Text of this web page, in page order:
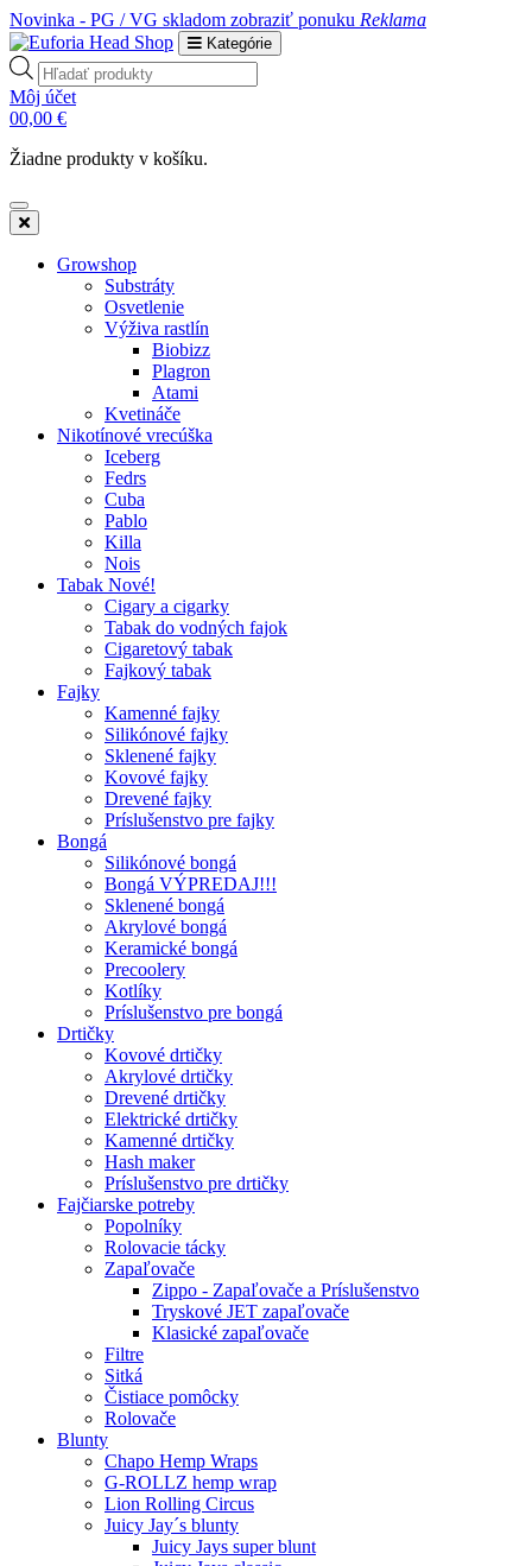
Novinka - PG / VG skladom zobraziť ponuku Reklama
Kategórie
Products
search
Môj účet
00,00 €
Žiadne produkty v košíku.
Growshop
Substráty
Osvetlenie
Výživa rastlín
Biobizz
Plagron
Atami
Kvetináče
Nikotínové vrecúška
Iceberg
Fedrs
Cuba
Pablo
Killa
Nois
Tabak Nové!
Cigary a cigarky
Tabak do vodných fajok
Cigaretový tabak
Fajkový tabak
Fajky
Kamenné fajky
Silikónové fajky
Sklenené fajky
Kovové fajky
Drevené fajky
Príslušenstvo pre fajky
Bongá
Silikónové bongá
Bongá VÝPREDAJ!!!
Sklenené bongá
Akrylové bongá
Keramické bongá
Precoolery
Kotlíky
Príslušenstvo pre bongá
Drtičky
Kovové drtičky
Akrylové drtičky
Drevené drtičky
Elektrické drtičky
Kamenné drtičky
Hash maker
Príslušenstvo pre drtičky
Fajčiarske potreby
Popolníky
Rolovacie tácky
Zapaľovače
Zippo - Zapaľovače a Príslušenstvo
Tryskové JET zapaľovače
Klasické zapaľovače
Filtre
Sitká
Čistiace pomôcky
Rolovače
Blunty
Chapo Hemp Wraps
G-ROLLZ hemp wrap
Lion Rolling Circus
Juicy Jay´s blunty
Juicy Jays super blunt